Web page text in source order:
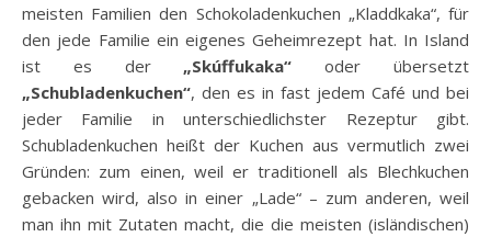
meisten Familien den Schokoladenkuchen „Kladdkaka“, für
den jede Familie ein eigenes Geheimrezept hat. In Island
ist es der „Skúffukaka“ oder übersetzt
„Schubladenkuchen“, den es in fast jedem Café und bei
jeder Familie in unterschiedlichster Rezeptur gibt.
Schubladenkuchen heißt der Kuchen aus vermutlich zwei
Gründen: zum einen, weil er traditionell als Blechkuchen
gebacken wird, also in einer „Lade“ – zum anderen, weil
man ihn mit Zutaten macht, die die meisten (isländischen)